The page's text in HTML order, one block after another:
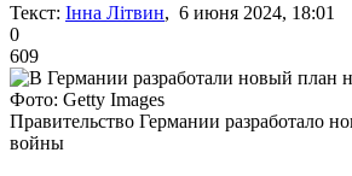
Текст: Інна Літвин, 6 июня 2024, 18:01
0
609
Фото: Getty Images
Правительство Германии разработало
войны